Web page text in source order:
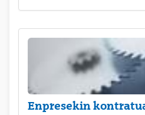
Enpresekin